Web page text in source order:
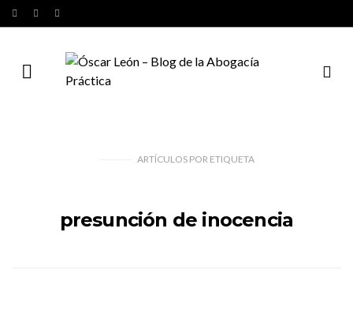
ARTÍCULOS PORETIQUETA
presunción de inocencia